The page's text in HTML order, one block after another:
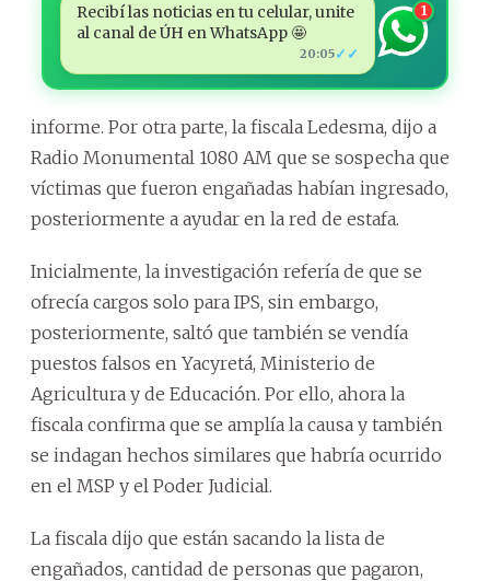
Recibí las noticias en tu celular, unite
al canal de ÚH en WhatsApp 🤩
20:05✓✓
1
informe. Por otra parte, la fiscala Ledesma, dijo a
Radio Monumental 1080 AM que se sospecha que
víctimas que fueron engañadas habían ingresado,
posteriormente a ayudar en la red de estafa.
Inicialmente, la investigación refería de que se
ofrecía cargos solo para IPS, sin embargo,
posteriormente, saltó que también se vendía
puestos falsos en Yacyretá, Ministerio de
Agricultura y de Educación. Por ello, ahora la
fiscala confirma que se amplía la causa y también
se indagan hechos similares que habría ocurrido
en el MSP y el Poder Judicial.
La fiscala dijo que están sacando la lista de
engañados, cantidad de personas que pagaron,